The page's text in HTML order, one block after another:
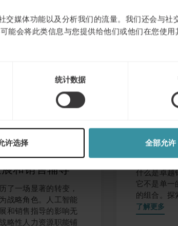
媒体功能以及分析我们的流量。我们还会与社
能会将此类信息与您提供给他们或他们在您使用
统计数据
许选择 全部允许
的人员管
智能进行招
和销售辅导
了一场显著的转变，
战略角色。人工智能
和销售指导的影响无
略性人力资源职能铺
卓越
的公司
什么是卓越
它不是单一
的组合。探
了解更多